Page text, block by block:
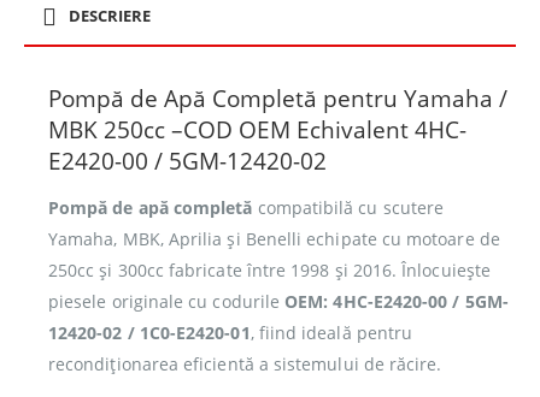
DESCRIERE
Pompă de Apă Completă pentru Yamaha /
MBK 250cc –COD OEM Echivalent 4HC-
E2420-00 / 5GM-12420-02
Pompă de apă completă compatibilă cu scutere
Yamaha, MBK, Aprilia și Benelli echipate cu motoare de
250cc și 300cc fabricate între 1998 și 2016. Înlocuiește
piesele originale cu codurile OEM: 4HC-E2420-00 / 5GM-
12420-02 / 1C0-E2420-01, fiind ideală pentru
recondiționarea eficientă a sistemului de răcire.